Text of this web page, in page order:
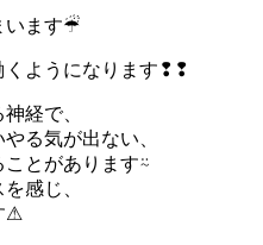
ます☔︎
くようになります❢❢
経で、
る気が出ない、
とがあります⍨
感じ、
⚠︎